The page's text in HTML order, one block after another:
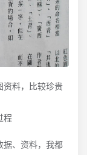
资料，比较珍贵
程
据、资料，我都